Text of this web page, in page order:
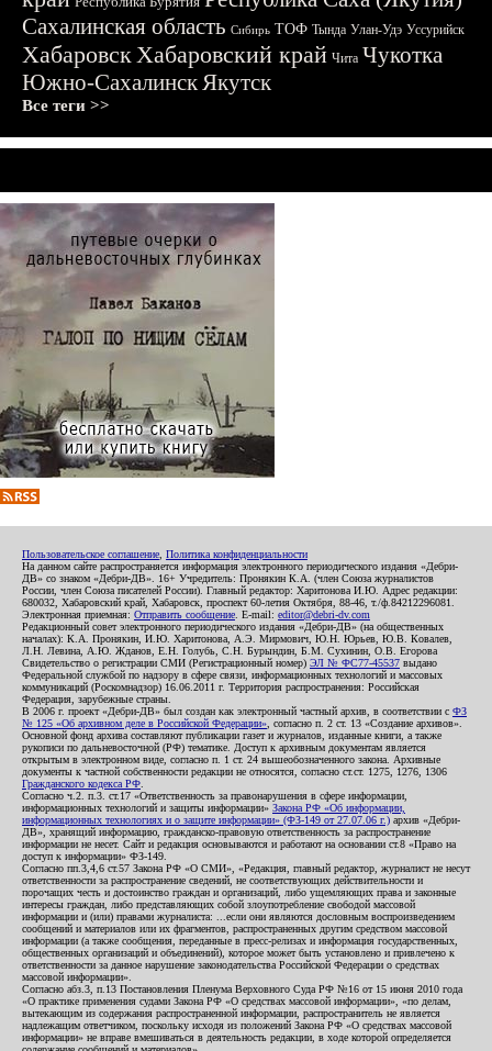
Сахалинская область Сибирь ТОФ Тында Улан-Удэ Уссурийск
ХабаровскХабаровский край Чита Чукотка
Южно-СахалинскЯкутск
Все теги >>
Пользовательское соглашение Политика конфиденциальности
На данном сайте распространяется информация электронного периодического издания «Дебри-
ДВ» со знаком «Дебри-ДВ». 16+ Учредитель: Пронякин К.А. (член Союза журналистов
России, член Союза писателей России). Главный редактор: Харитонова И.Ю. Адрес редакции:
680032, Хабаровский край, Хабаровск, проспект 60-летия Октября, 88-46, т./ф.84212296081.
Электронная приемная: Отправить сообщение . E-mail: editor@debri-dv.com
Редакционный совет электронного периодического издания «Дебри-ДВ» (на общественных
началах): К.А. Пронякин, И.Ю. Харитонова, А.Э. Мирмович, Ю.Н. Юрьев, Ю.В. Ковалев,
Л.Н. Левина, А.Ю. Жданов, Е.Н. Голубь, С.Н. Бурындин, Б.М. Сухинин, О.В. Егорова
Свидетельство о регистрации СМИ (Регистрационный номер) ЭЛ № ФС77-45537 выдано
Федеральной службой по надзору в сфере связи, информационных технологий и массовых
коммуникаций (Роскомнадзор) 16.06.2011 г. Территория распространения: Российская
Федерация, зарубежные страны.
В 2006 г. проект «Дебри-ДВ» был создан как электронный частный архив, в соответствии с ФЗ
№ 125 «Об архивном деле в Российской Федерации» , согласно п. 2 ст. 13 «Создание архивов».
Основной фонд архива составляют публикации газет и журналов, изданные книги, а также
рукописи по дальневосточной (РФ) тематике. Доступ к архивным документам является
открытым в электронном виде, согласно п. 1 ст. 24 вышеобозначенного закона. Архивные
документы к частной собственности редакции не относятся, согласно ст.ст. 1275, 1276, 1306
Гражданского кодекса РФ
Согласно ч.2. п.3. ст.17 «Ответственность за правонарушения в сфере информации,
информационных технологий и защиты информации» Закона РФ «Об информации,
информационных технологиях и о защите информации» (ФЗ-149 от 27.07.06 г.) архив «Дебри-
ДВ», хранящий информацию, гражданско-правовую ответственность за распространение
информации не несет. Сайт и редакция основываются и работают на основании ст.8 «Право на
доступ к информации» ФЗ-149.
Согласно пп.3,4,6 ст.57 Закона РФ «О СМИ», «Редакция, главный редактор, журналист не несут
ответственности за распространение сведений, не соответствующих действительности и
порочащих честь и достоинство граждан и организаций, либо ущемляющих права и законные
интересы граждан, либо представляющих собой злоупотребление свободой массовой
информации и (или) правами журналиста: ...если они являются дословным воспроизведением
сообщений и материалов или их фрагментов, распространенных другим средством массовой
информации (а также сообщения, переданные в пресс-релизах и информация государственных,
общественных организаций и объединений), которое может быть установлено и привлечено к
ответственности за данное нарушение законодательства Российской Федерации о средствах
массовой информации».
Согласно абз.3, п.13 Постановления Пленума Верховного Суда РФ №16 от 15 июня 2010 года
«О практике применения судами Закона РФ «О средствах массовой информации», «по делам,
вытекающим из содержания распространенной информации, распространитель не является
надлежащим ответчиком, поскольку исходя из положений Закона РФ «О средствах массовой
информации» не вправе вмешиваться в деятельность редакции, в ходе которой определяется